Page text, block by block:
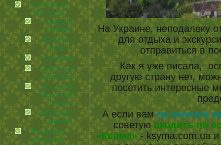
По немного
обо всем
Города и
страны
Красота и
мода
На экране
советы для
здоровья
что делает
нашу жизнь
лучше
эзотерика и
гадания
Полезные
продукты
На Украине, неподалеку
для отдыха и
отправиться в
Как я уже писала,
другую страну нет,
посетить интересные
А если вамне хочется
советуюсходить по
«Ксима»- ksyma.com.ua и